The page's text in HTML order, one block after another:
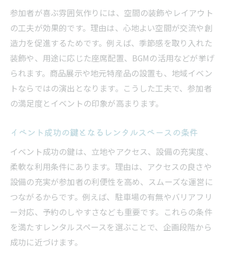
参加者が喜ぶ雰囲気作りには、空間の装飾やレイアウト
の工夫が効果的です。理由は、心地よい空間が交流や創
造力を促進するためです。例えば、季節感を取り入れた
装飾や、用途に応じた座席配置、BGMの活用などが挙げ
られます。商品展示や地元特産品の設置も、地域イベン
トならではの演出となります。こうした工夫で、参加者
の満足度とイベントの印象が高まります。
イベント成功の鍵となるレンタルスペースの条件
イベント成功の鍵は、立地やアクセス、設備の充実度、
柔軟な利用条件にあります。理由は、アクセスの良さや
設備の充実が参加者の利便性を高め、スムーズな運営に
つながるからです。例えば、駐車場の有無やバリアフリ
ー対応、予約のしやすさなども重要です。これらの条件
を満たすレンタルスペースを選ぶことで、企画段階から
成功に近づけます。